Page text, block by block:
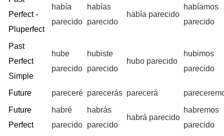
Perfect -
Pluperfect
había
parecido
habías
parecido
había parecido
habíamos
parecido
Past
Perfect
Simple
hube
parecido
hubiste
parecido
hubo parecido
hubimos
parecido
Future pareceré parecerás parecerá
Future
Perfect
habré
parecido
habrás
parecido
habrá parecido
habremos
parecido